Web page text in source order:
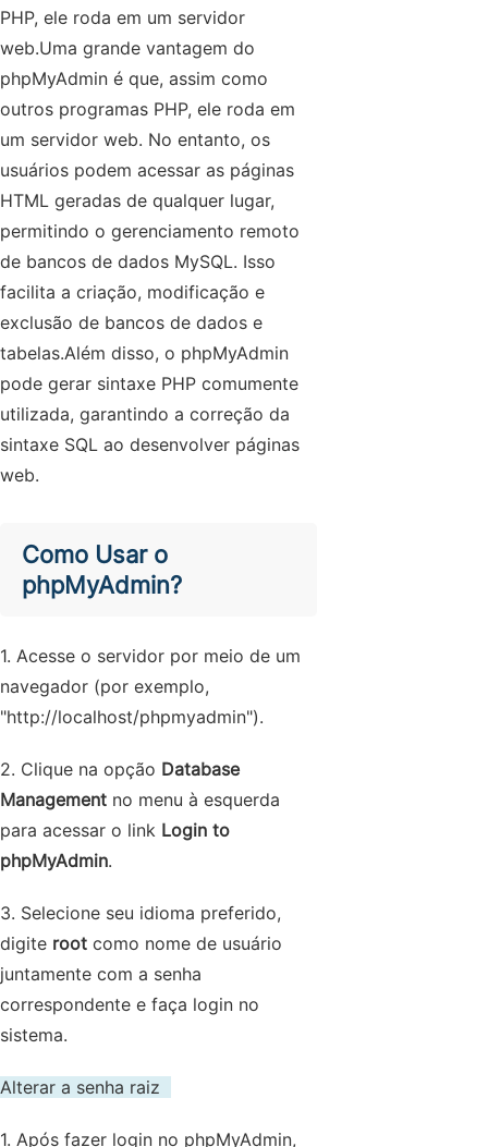
PHP, ele roda em um servidor
web.Uma grande vantagem do
phpMyAdmin é que, assim como
outros programas PHP, ele roda em
um servidor web. No entanto, os
usuários podem acessar as páginas
HTML geradas de qualquer lugar,
permitindo o gerenciamento remoto
de bancos de dados MySQL. Isso
facilita a criação, modificação e
exclusão de bancos de dados e
tabelas.Além disso, o phpMyAdmin
pode gerar sintaxe PHP comumente
utilizada, garantindo a correção da
sintaxe SQL ao desenvolver páginas
web.
Como Usar o
phpMyAdmin?
1. Acesse o servidor por meio de um
navegador (por exemplo,
"http://localhost/phpmyadmin").
2. Clique na opção Database
Management no menu à esquerda
para acessar o link Login to
phpMyAdmin.
3. Selecione seu idioma preferido,
digite root como nome de usuário
juntamente com a senha
correspondente e faça login no
sistema.
Alterar a senha raiz
1. Após fazer login no phpMyAdmin,